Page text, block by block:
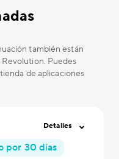
también están
Puedes
de aplicaciones
por 30 días
Detalles